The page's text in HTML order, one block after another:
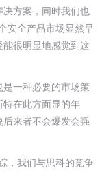
方案，同时我们也
安全产品市场显然早
很明显地感觉到这
一种必要的市场策
特在此方面显的年
来者不会爆发会强
，我们与思科的竞争